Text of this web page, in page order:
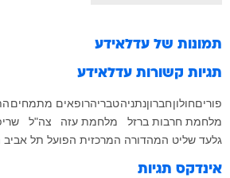
תמונות של עדלאידע
תגיות קשורות עדלאידע
פוריםחולוןחברוןנתניהטבריהרופאים מתמחים
מלחמת חרבות ברזל
מלחמת עזה צה"ל
גלעד שליט המהדורה המרכזית הפועל תל אביב
אינדקס תגיות